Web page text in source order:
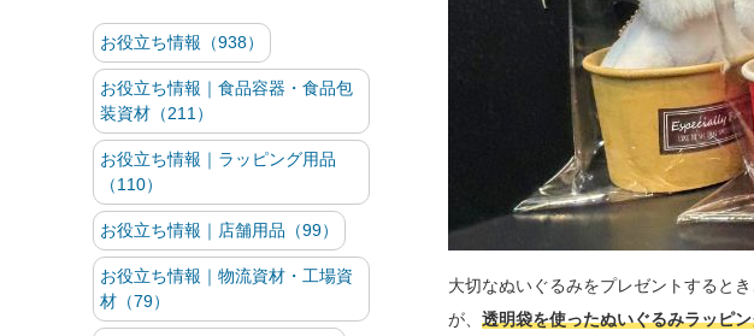
お役立ち情報（938）
お役立ち情報｜食品容器・食品包
装資材（211）
お役立ち情報｜ラッピング用品
（110）
お役立ち情報｜店舗用品（99）
お役立ち情報｜物流資材・工場資
材（79）
大切なぬいぐるみをプレゼントすると
が、 透明袋を使ったぬいぐるみラッピ